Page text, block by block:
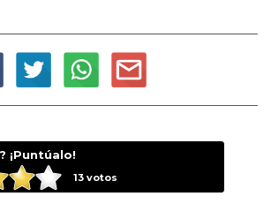
¡Puntúalo!
13votos